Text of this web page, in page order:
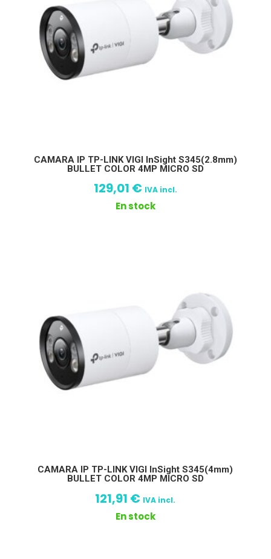
CAMARA IP TP-LINK VIGI InSight S345(2.8mm)
BULLET COLOR 4MP MICRO SD
129,01 € IVA incl.
En stock
CAMARA IP TP-LINK VIGI InSight S345(4mm)
BULLET COLOR 4MP MICRO SD
121,91 € IVA incl.
En stock